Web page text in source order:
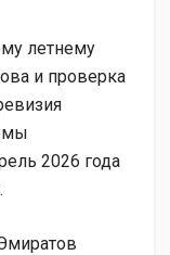
летнему
и проверка
2026 года